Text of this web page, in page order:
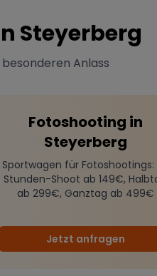
Steyerberg
Anlass
Fotoshooting in
Steyerberg
Sportwagen für Fotoshootings
Stunden-Shoot ab 149€,
ab 299€, Ganztag ab 499€
Jetzt anfragen